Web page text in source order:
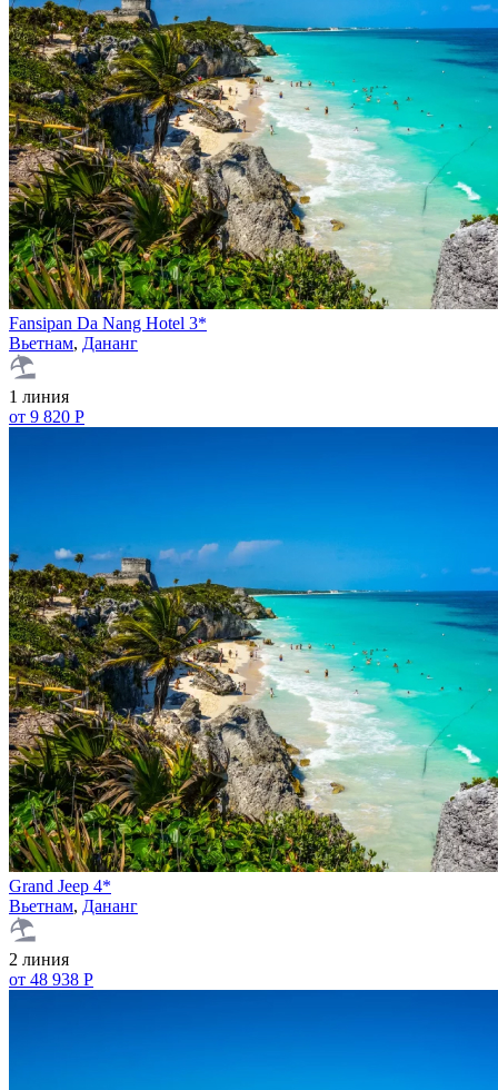
Fansipan Da Nang Hotel 3*
Вьетнам, Дананг
1 линия
от 9 820 Р
Grand Jeep 4*
Вьетнам, Дананг
2 линия
от 48 938 Р